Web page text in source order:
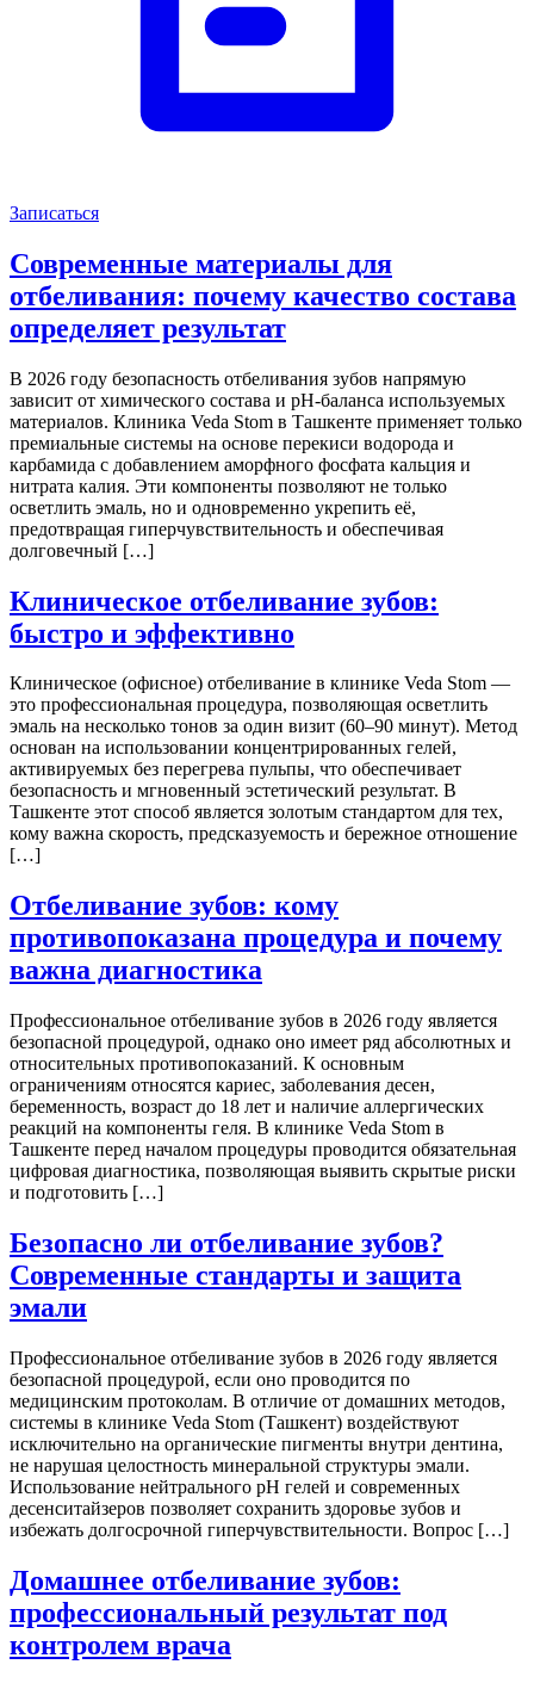
Записаться
Современные материалы для
отбеливания: почему качество состава
определяет результат
В 2026 году безопасность отбеливания зубов напрямую
зависит от химического состава и pH-баланса используемых
материалов. Клиника Veda Stom в Ташкенте применяет только
премиальные системы на основе перекиси водорода и
карбамида с добавлением аморфного фосфата кальция и
нитрата калия. Эти компоненты позволяют не только
осветлить эмаль, но и одновременно укрепить её,
предотвращая гиперчувствительность и обеспечивая
долговечный […]
Клиническое отбеливание зубов:
быстро и эффективно
Клиническое (офисное) отбеливание в клинике Veda Stom —
это профессиональная процедура, позволяющая осветлить
эмаль на несколько тонов за один визит (60–90 минут). Метод
основан на использовании концентрированных гелей,
активируемых без перегрева пульпы, что обеспечивает
безопасность и мгновенный эстетический результат. В
Ташкенте этот способ является золотым стандартом для тех,
кому важна скорость, предсказуемость и бережное отношение
[…]
Отбеливание зубов: кому
противопоказана процедура и почему
важна диагностика
Профессиональное отбеливание зубов в 2026 году является
безопасной процедурой, однако оно имеет ряд абсолютных и
относительных противопоказаний. К основным
ограничениям относятся кариес, заболевания десен,
беременность, возраст до 18 лет и наличие аллергических
реакций на компоненты геля. В клинике Veda Stom в
Ташкенте перед началом процедуры проводится обязательная
цифровая диагностика, позволяющая выявить скрытые риски
и подготовить […]
Безопасно ли отбеливание зубов?
Современные стандарты и защита
эмали
Профессиональное отбеливание зубов в 2026 году является
безопасной процедурой, если оно проводится по
медицинским протоколам. В отличие от домашних методов,
системы в клинике Veda Stom (Ташкент) воздействуют
исключительно на органические пигменты внутри дентина,
не нарушая целостность минеральной структуры эмали.
Использование нейтрального pH гелей и современных
десенситайзеров позволяет сохранить здоровье зубов и
избежать долгосрочной гиперчувствительности. Вопрос […]
Домашнее отбеливание зубов:
профессиональный результат под
контролем врача